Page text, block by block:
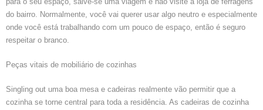
do bairro. Normalmente, você vai querer usar algo neutro e especialmente
onde você está trabalhando com um pouco de espaço, então é seguro
respeitar o branco.
Peças vitais de mobiliário de cozinhas
Singling out uma boa mesa e cadeiras realmente vão permitir que a
cozinha se torne central para toda a residência. As cadeiras de cozinha